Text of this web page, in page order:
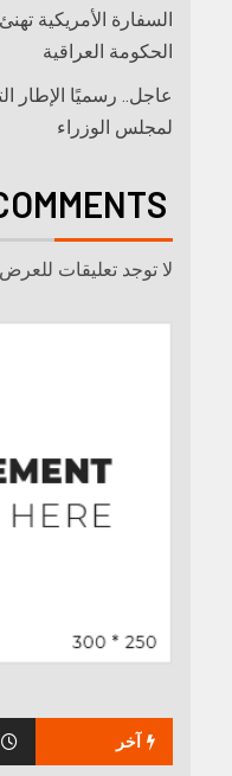
السفارة الأمريكية
الحكومة العراقية
عاجل.. رسميًا الإطار
لمجلس الوزراء
لا توجد تعليقات
آخر